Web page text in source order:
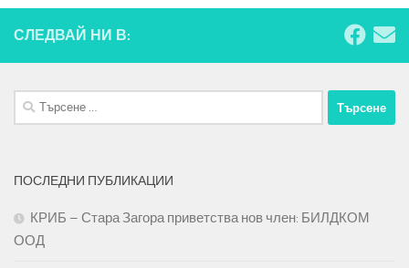
СЛЕДВАЙ НИ В:
Търсене
за:
ПОСЛЕДНИ ПУБЛИКАЦИИ
КРИБ – Стара Загора приветства нов член: БИЛДКОМ
ООД